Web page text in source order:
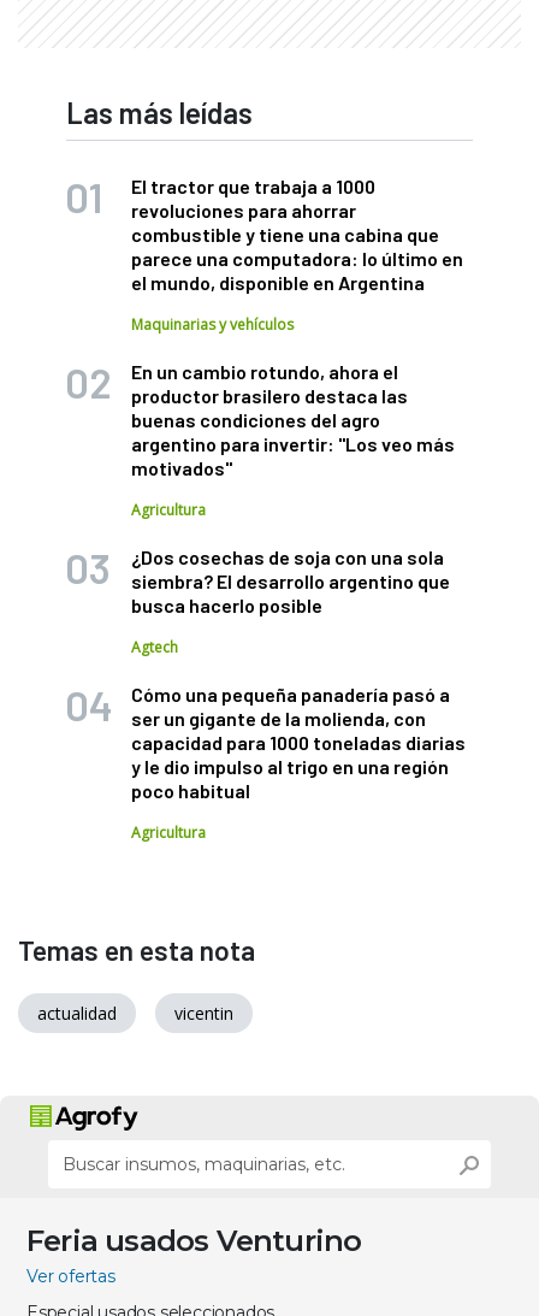
Las más leídas
El tractor que trabaja a 1000
revoluciones para ahorrar
combustible y tiene una cabina que
parece una computadora: lo último en
el mundo, disponible en Argentina
Maquinarias y vehículos
En un cambio rotundo, ahora el
productor brasilero destaca las
buenas condiciones del agro
argentino para invertir: "Los veo más
motivados"
Agricultura
¿Dos cosechas de soja con una sola
siembra? El desarrollo argentino que
busca hacerlo posible
Agtech
Cómo una pequeña panadería pasó a
ser un gigante de la molienda, con
capacidad para 1000 toneladas diarias
y le dio impulso al trigo en una región
poco habitual
Agricultura
Temas en esta nota
actualidad vicentin
Feria usados Venturino
Ver ofertas